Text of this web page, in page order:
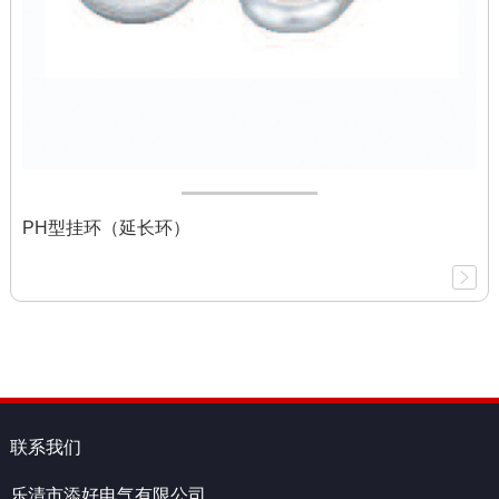
PH型挂环（延长环）
联系我们
乐清市添好电气有限公司